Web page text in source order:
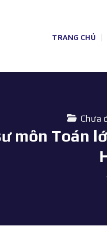
TRANG CHỦ
Chưa
môn Toán